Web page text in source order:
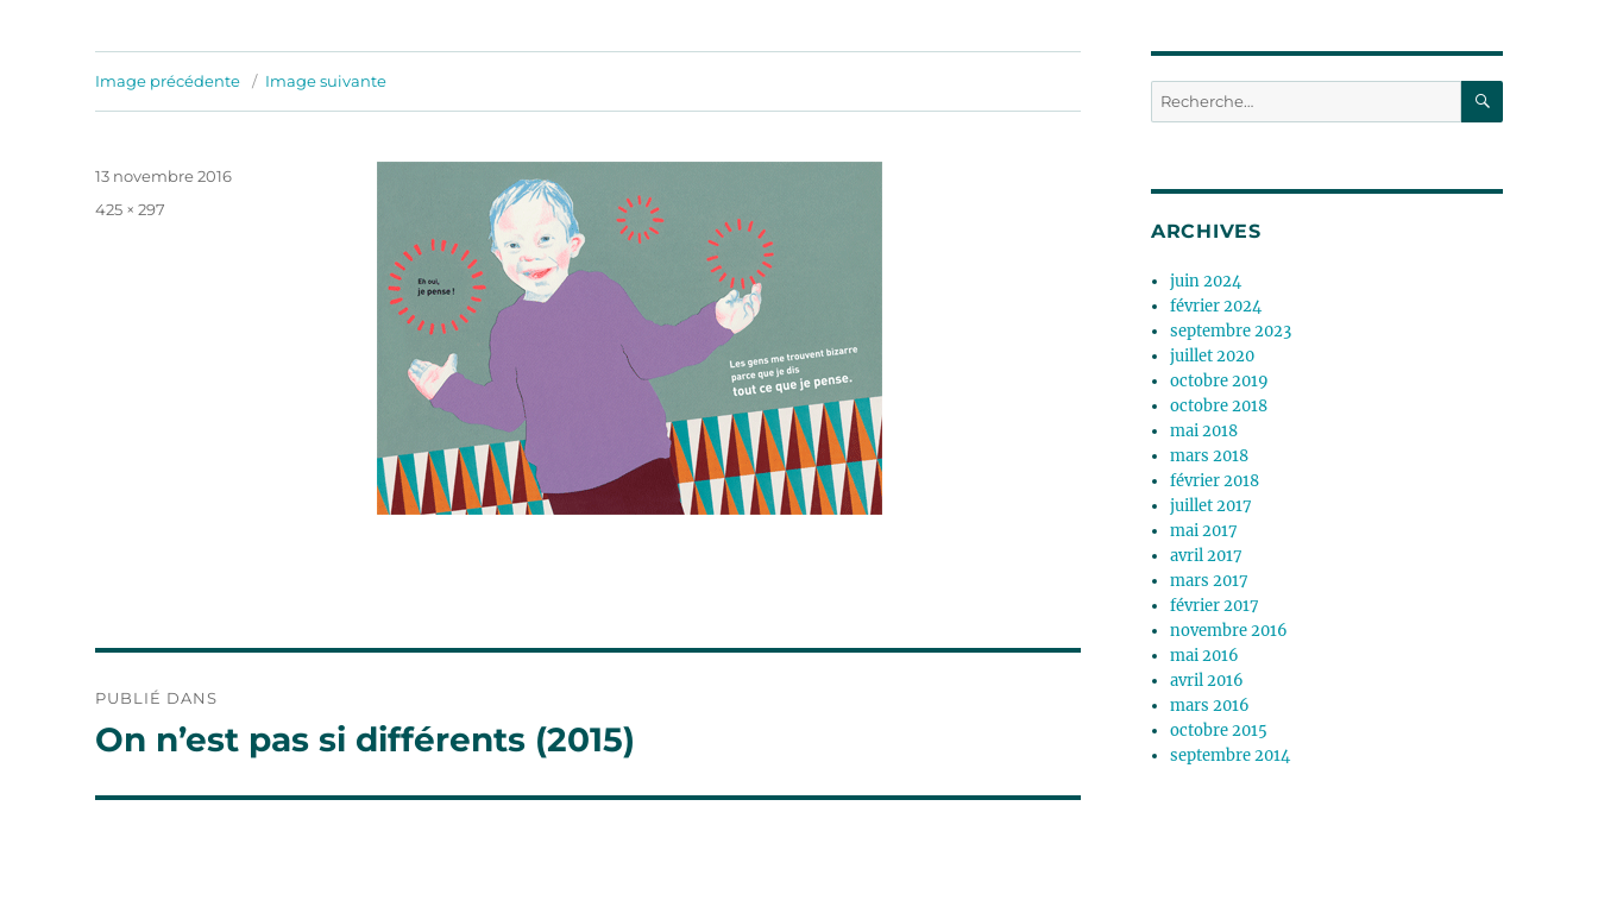
Image précédente Image suivante
Publié
13 novembre 2016
Taille
425 × 297
de
PUBLIÉ DANS
On n’est pas si différents (2015)
Recherche
pour :
ARCHIVES
juin 2024
février 2024
septembre 2023
juillet 2020
octobre 2019
octobre 2018
mai 2018
mars 2018
février 2018
juillet 2017
mai 2017
avril 2017
mars 2017
février 2017
novembre 2016
mai 2016
avril 2016
mars 2016
octobre 2015
septembre 2014